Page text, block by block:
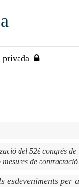
privada
del 52è congrés
de
esdeveniments per